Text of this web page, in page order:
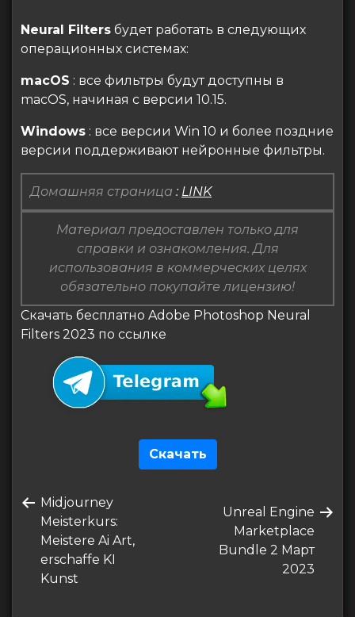
Neural Filters будет работать в следующих
операционных системах:
macOS : все фильтры будут доступны в
macOS, начиная с версии 10.15.
Windows : все версии Win 10 и более поздние
версии поддерживают нейронные фильтры.
Домашняя страница : LINK
Материал предоставлен только для
справки и ознакомления. Для
использования в коммерческих целях
обязательно покупайте лицензию!
Скачать бесплатно Adobe Photoshop Neural
Filters 2023 по ссылке
Скачать
по
записям
Предыдущая
запись
Midjourney
Meisterkurs:
Meistere Ai Art,
erschaffe KI
Kunst
Следующая
запись
Unreal Engine
Marketplace
Bundle 2 Март
2023